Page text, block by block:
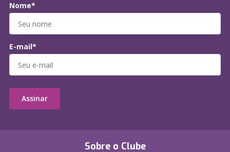
Sobre o Clube
Nome*
E-mail*
Assinar